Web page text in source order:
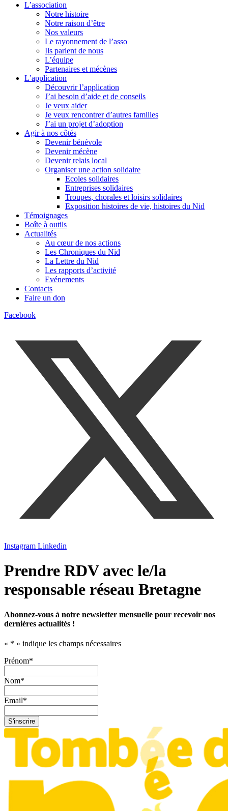
L’association
Notre histoire
Notre raison d’être
Nos valeurs
Le rayonnement de l’asso
Ils parlent de nous
L’équipe
Partenaires et mécènes
L’application
Découvrir l’application
J’ai besoin d’aide et de conseils
Je veux aider
Je veux rencontrer d’autres familles
J’ai un projet d’adoption
Agir à nos côtés
Devenir bénévole
Devenir mécène
Devenir relais local
Organiser une action solidaire
Ecoles solidaires
Entreprises solidaires
Troupes, chorales et loisirs solidaires
Exposition histoires de vie, histoires du Nid
Témoignages
Boîte à outils
Actualités
Au cœur de nos actions
Les Chroniques du Nid
La Lettre du Nid
Les rapports d’activité
Evénements
Contacts
Faire un don
Facebook
Instagram Linkedin
Prendre RDV avec le/la
responsable réseau Bretagne
Abonnez-vous à notre newsletter mensuelle pour recevoir nos
dernières actualités !
« * » indique les champs nécessaires
Prénom*
Nom*
Email*